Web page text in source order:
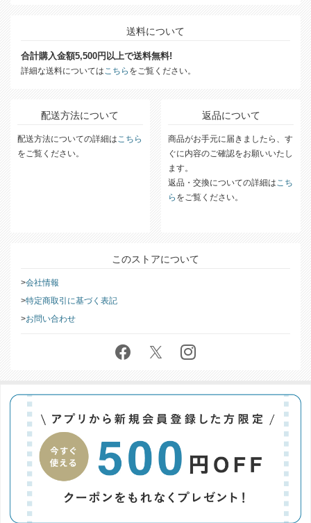
送料について
合計購入金額5,500円以上で送料無料!
詳細な送料については こちら をご覧ください。
配送方法について
配送方法についての詳細は こちら
をご覧ください。
返品について
商品がお手元に届きましたら、す
ぐに内容のご確認をお願いいたし
ます。
返品・交換についての詳細は こち
ら をご覧ください。
このストアについて
会社情報
特定商取引に基づく表記
お問い合わせ